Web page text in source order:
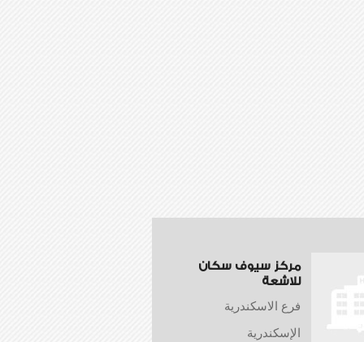
مركز سيوف سكان
للاشعة
فرع الاسكندرية
الإسكندرية